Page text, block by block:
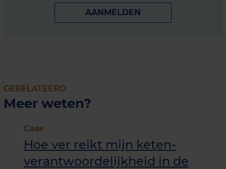
AANMELDEN
GERELATEERD
Meer weten?
Case
Hoe ver reikt mijn keten­
verantwoordelijkheid in de